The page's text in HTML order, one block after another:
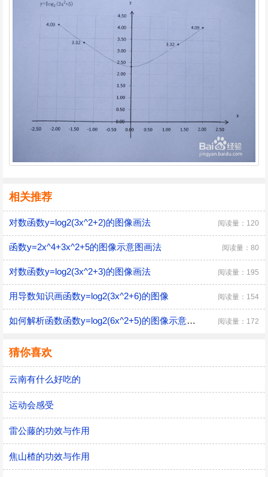
相关推荐
对数函数y=log2(3x^2+2)的图像画法 阅读量：120
函数y=2x^4+3x^2+5的图像示意图画法 阅读量：80
对数函数y=log2(3x^2+3)的图像画法 阅读量：195
用导数知识画函数y=log2(3x^2+6)的图像 阅读量：154
如何解析函数函数y=log2(6x^2+5)的图像示意图？ 阅读量：172
猜你喜欢
云南有什么好吃的
运动会感受
雷公藤的功效与作用
焦山楂的功效与作用